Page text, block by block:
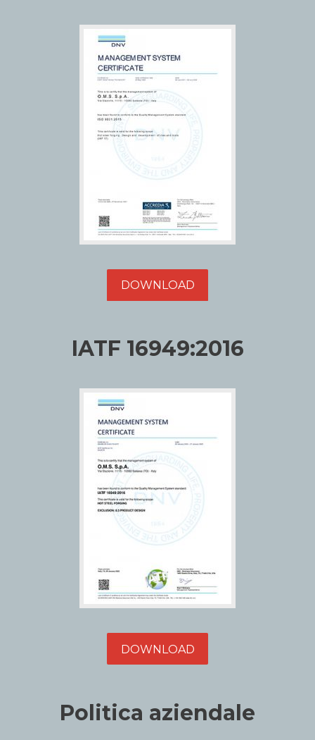
DOWNLOAD
IATF 16949:2016
DOWNLOAD
Politica aziendale